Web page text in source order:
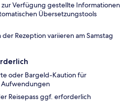
Verfügung gestellte Informationen
Übersetzungstools
Rezeption variieren am Samstag
oder Bargeld-Kaution für
Reisepass ggf. erforderlich